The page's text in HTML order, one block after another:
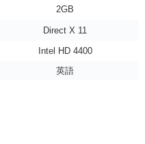
2GB
Direct X 11
Intel HD 4400
英語